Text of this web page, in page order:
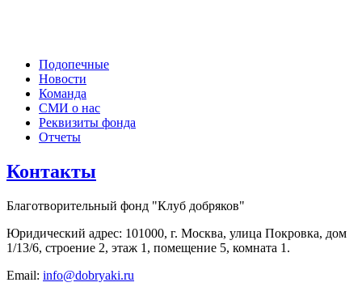
Подопечные
Новости
Команда
СМИ о нас
Реквизиты фонда
Отчеты
Контакты
Благотворительный фонд "Клуб добряков"
Юридический адрес: 101000, г. Москва, улица Покровка, дом
1/13/6, строение 2, этаж 1, помещение 5, комната 1.
Email: info@dobryaki.ru